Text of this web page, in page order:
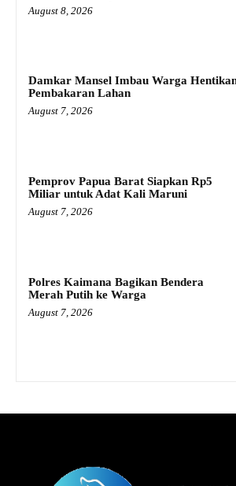
August 8, 2026
Damkar Mansel Imbau Warga
Pembakaran Lahan
August 7, 2026
Pemprov Papua Barat Siapkan Rp5
Miliar untuk Adat Kali Maruni
August 7, 2026
Polres Kaimana Bagikan Bendera
Merah Putih ke Warga
August 7, 2026